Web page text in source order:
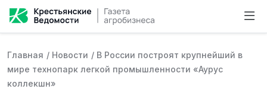
Главная / Новости / В России построят крупнейший в
мире технопарк легкой промышленности «Аурус
коллекшн»